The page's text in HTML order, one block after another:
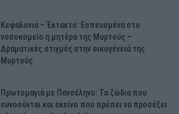
Κεφαλονιά – Έκτακτο: Εσπευσμένα στο
νοσοκομείο η μητέρα της Μυρτούς –
Δραματικές στιγμές στην οικογένειά της
Μυρτούς
Πρωτομαγιά με Πανσέληνο: Τα ζώδια που
ευνοούνται και εκείνο που πρέπει να προσέξει